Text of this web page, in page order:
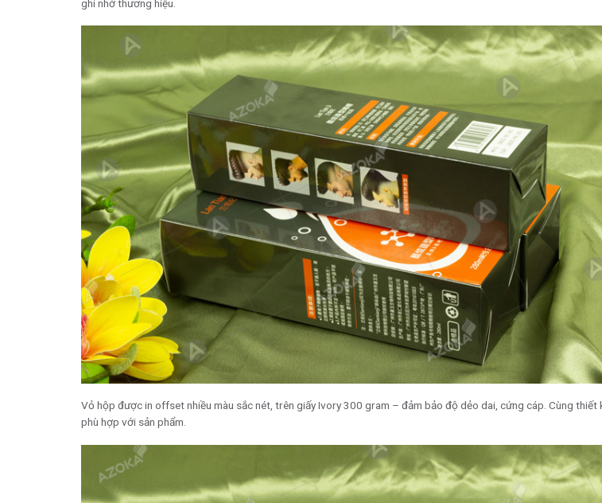
ghi nhớ thương hiệu.
Vỏ hộp được in offset nhiều màu sắc nét, trên giấy Ivory 300 gram – đảm bảo độ dẻo dai, cứng cáp. Cùng thiết
phù hợp với sản phẩm.